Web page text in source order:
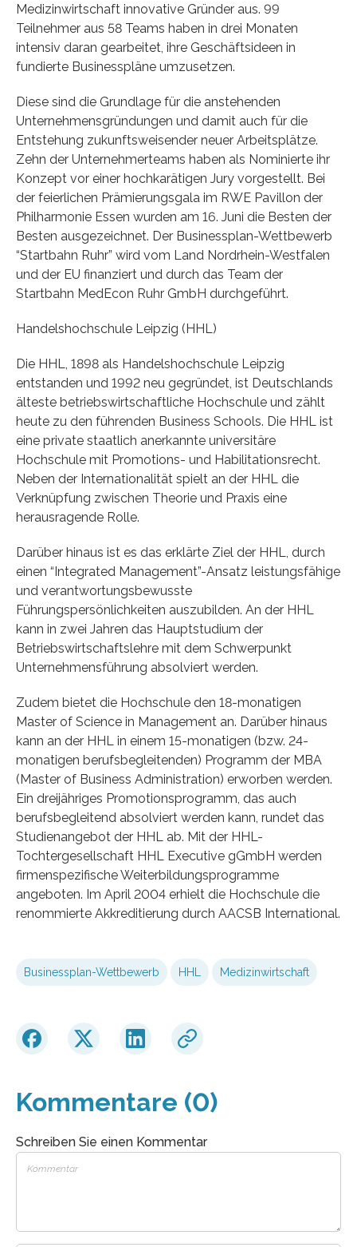
Medizinwirtschaft innovative Gründer aus. 99
Teilnehmer aus 58 Teams haben in drei Monaten
intensiv daran gearbeitet, ihre Geschäftsideen in
fundierte Businesspläne umzusetzen.
Diese sind die Grundlage für die anstehenden
Unternehmensgründungen und damit auch für die
Entstehung zukunftsweisender neuer Arbeitsplätze.
Zehn der Unternehmerteams haben als Nominierte ihr
Konzept vor einer hochkarätigen Jury vorgestellt. Bei
der feierlichen Prämierungsgala im RWE Pavillon der
Philharmonie Essen wurden am 16. Juni die Besten der
Besten ausgezeichnet. Der Businessplan-Wettbewerb
“Startbahn Ruhr” wird vom Land Nordrhein-Westfalen
und der EU finanziert und durch das Team der
Startbahn MedEcon Ruhr GmbH durchgeführt.
Handelshochschule Leipzig (HHL)
Die HHL, 1898 als Handelshochschule Leipzig
entstanden und 1992 neu gegründet, ist Deutschlands
älteste betriebswirtschaftliche Hochschule und zählt
heute zu den führenden Business Schools. Die HHL ist
eine private staatlich anerkannte universitäre
Hochschule mit Promotions- und Habilitationsrecht.
Neben der Internationalität spielt an der HHL die
Verknüpfung zwischen Theorie und Praxis eine
herausragende Rolle.
Darüber hinaus ist es das erklärte Ziel der HHL, durch
einen “Integrated Management”-Ansatz leistungsfähige
und verantwortungsbewusste
Führungspersönlichkeiten auszubilden. An der HHL
kann in zwei Jahren das Hauptstudium der
Betriebswirtschaftslehre mit dem Schwerpunkt
Unternehmensführung absolviert werden.
Zudem bietet die Hochschule den 18-monatigen
Master of Science in Management an. Darüber hinaus
kann an der HHL in einem 15-monatigen (bzw. 24-
monatigen berufsbegleitenden) Programm der MBA
(Master of Business Administration) erworben werden.
Ein dreijähriges Promotionsprogramm, das auch
berufsbegleitend absolviert werden kann, rundet das
Studienangebot der HHL ab. Mit der HHL-
Tochtergesellschaft HHL Executive gGmbH werden
firmenspezifische Weiterbildungsprogramme
angeboten. Im April 2004 erhielt die Hochschule die
renommierte Akkreditierung durch AACSB International.
Businessplan-Wettbewerb HHL Medizinwirtschaft
Kommentare (0)
Schreiben Sie einen Kommentar